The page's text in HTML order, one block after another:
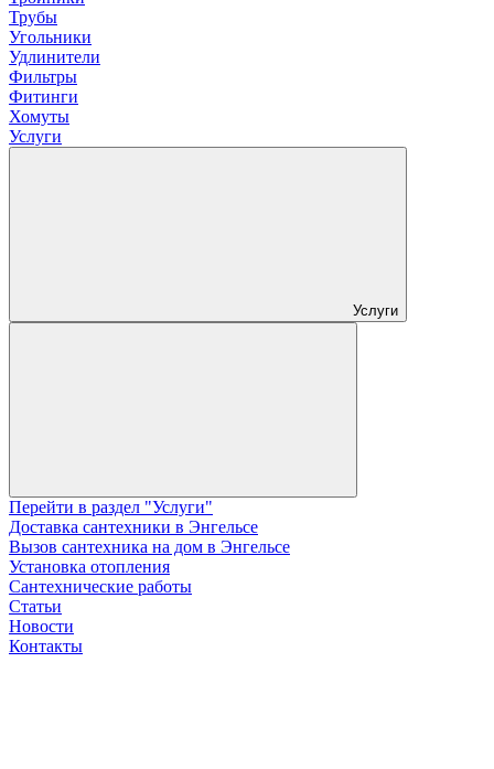
Трубы
Угольники
Удлинители
Фильтры
Фитинги
Хомуты
Услуги
Услуги
Перейти в раздел "Услуги"
Доставка сантехники в Энгельсе
Вызов сантехника на дом в Энгельсе
Установка отопления
Сантехнические работы
Статьи
Новости
Контакты